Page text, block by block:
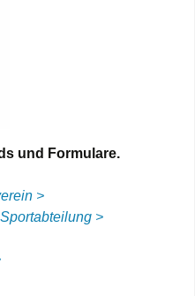
und Formulare.
>
>